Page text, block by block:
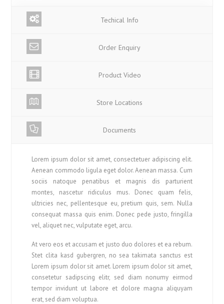
Techical Info
Order Enquiry
Product Video
Store Locations
Documents
Lorem ipsum dolor sit amet, consectetuer adipiscing elit.
Aenean commodo ligula eget dolor. Aenean massa. Cum
sociis natoque penatibus et magnis dis parturient
montes, nascetur ridiculus mus. Donec quam felis,
ultricies nec, pellentesque eu, pretium quis, sem. Nulla
consequat massa quis enim. Donec pede justo, fringilla
vel, aliquet nec, vulputate eget, arcu.
At vero eos et accusam et justo duo dolores et ea rebum.
Stet clita kasd gubergren, no sea takimata sanctus est
Lorem ipsum dolor sit amet. Lorem ipsum dolor sit amet,
consetetur sadipscing elitr, sed diam nonumy eirmod
tempor invidunt ut labore et dolore magna aliquyam
erat, sed diam voluptua.